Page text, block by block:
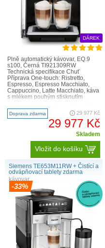
DÁREK
Plně automatický kávovar, EQ.9
s100, Černá TI921309RW
Technická specifikace Chuť
Příprava One-touch: Ristretto,
Espresso, Espresso Macchiato,
Cappuccino, Latte Macchiato, káva
s mlékem pouhým stisknutím
tlačítka aromaDouble Shot - extra
silná káva při zachování správné..
Doprava zdarma 29 977 Kč
29 977 Kč
Skladem
Vložit do košíku
Siemens TE653M11RW + Čistící a
odvápňovací tablety zdarma
kávovar
-33%